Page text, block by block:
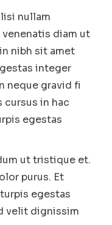
nullam
diam ut
nibh sit amet
integer
neque gravid fi
cursus in hac
egestas
ut tristique et.
purus. Et
egestas
velit dignissim